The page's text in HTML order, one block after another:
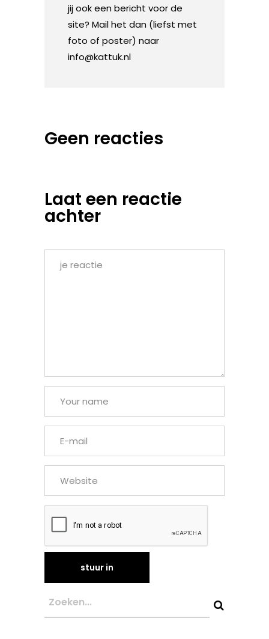
jij ook een bericht voor de
site? Mail het dan (liefst met
foto of poster) naar
info@kattuk.nl
Geen reacties
Laat een reactie
achter